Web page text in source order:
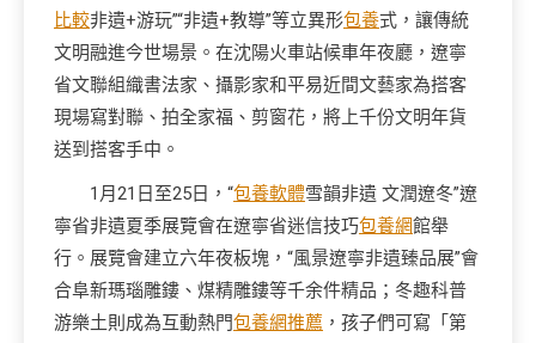
比較非遺+游玩”“非遺+教導”等立異形包養式，讓傳統
文明融進今世場景。在沈陽火車站候車年夜廳，遼寧
省文聯組織書法家、攝影家和平易近間文藝家為搭客
現場寫對聯、拍全家福、剪窗花，將上千份文明年貨
送到搭客手中。
1月21日至25日，“包養軟體雪韻非遺 文潤遼冬”遼
寧省非遺夏季展覽會在遼寧省迷信技巧包養網館舉
行。展覽會建立六年夜板塊，“風景遼寧非遺臻品展”會
合阜新瑪瑙雕鏤、煤精雕鏤等千余件精品；冬趣科普
游樂土則成為互動熱門包養網推薦 ，孩子們可寫「第